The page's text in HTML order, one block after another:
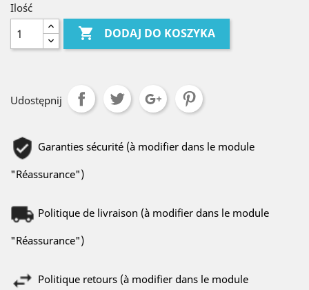
Ilość
 DODAJ DO KOSZYKA
Udostępnij
Garanties sécurité (à modifier dans le module
"Réassurance")
Politique de livraison (à modifier dans le module
"Réassurance")
Politique retours (à modifier dans le module